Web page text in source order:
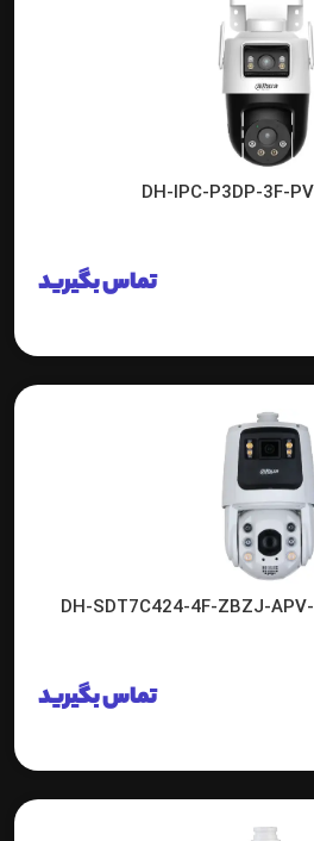
تماس بگیرید
دوربین مداربسته داهوا DH-SDT7C424-4F-ZBZJ-APV-
تماس بگیرید